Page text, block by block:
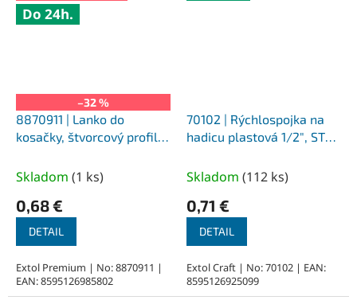
Do 24h.
–32 %
8870911 | Lanko do
kosačky, štvorcový profil
Skladom (1 ks)
0,68 €
DETAIL
Extol Premium | No: 8870911 |
EAN: 8595126985802
70102 | Rýchlospojka na
hadicu plastová 1/2″, STOP
Skladom (112 ks)
0,71 €
DETAIL
Extol Craft | No: 70102 | EAN:
8595126925099